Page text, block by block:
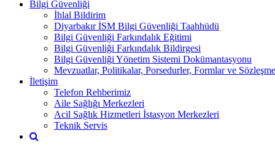
Bilgi Güvenliği
İhlal Bildirim
Diyarbakır İSM Bilgi Güvenliği Taahhüdü
Bilgi Güvenliği Farkındalık Eğitimi
Bilgi Güvenliği Farkındalık Bildirgesi
Bilgi Güvenliği Yönetim Sistemi Dokümantasyonu
Mevzuatlar, Politikalar, Porsedurler, Formlar ve
İletişim
Telefon Rehberimiz
Aile Sağlığı Merkezleri
Acil Sağlık Hizmetleri İstasyon Merkezleri
Teknik Servis